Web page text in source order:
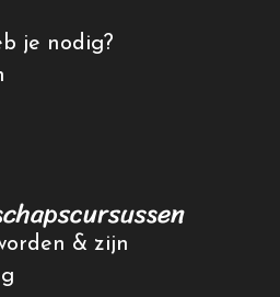
je nodig?
& zijn